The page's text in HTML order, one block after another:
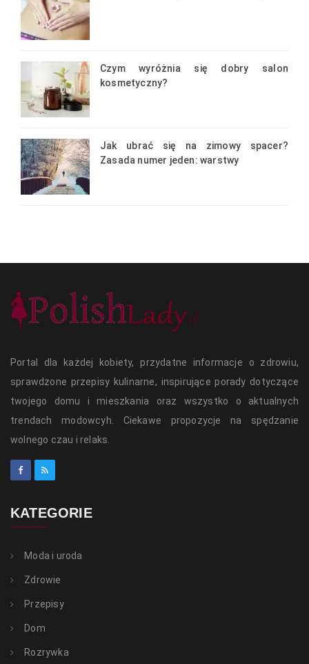
Czym wyróżnia się dobry salon
kosmetyczny?
Jak ubrać się na zimowy spacer?
Zasada numer jeden: warstwy
Portal dla każdej kobiety, przydatne informacje o zdrowiu,
sprawdzone przepisy kulinarne, inspirujące porady dotyczące
twojego domu i mieszkania oraz wszystko o aktualnych
trendach modowcyh. Ciekawe propozycje na spędzanie
wolnego czau i relaks.
KATEGORIE
Moda i uroda
Zdrowie
Przepisy
Dom
Rozrywka